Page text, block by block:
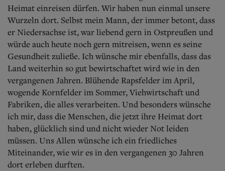
Heimat einreisen dürfen. Wir haben nun einmal unsere
Wurzeln dort. Selbst mein Mann, der immer betont, dass
er Niedersachse ist, war liebend gern in Ostpreußen und
würde auch heute noch gern mitreisen, wenn es seine
Gesundheit zuließe. Ich wünsche mir ebenfalls, dass das
Land weiterhin so gut bewirtschaftet wird wie in den
vergangenen Jahren. Blühende Rapsfelder im April,
wogende Kornfelder im Sommer, Viehwirtschaft und
Fabriken, die alles verarbeiten. Und besonders wünsche
ich mir, dass die Menschen, die jetzt ihre Heimat dort
haben, glücklich sind und nicht wieder Not leiden
müssen. Uns Allen wünsche ich ein friedliches
Miteinander, wie wir es in den vergangenen 30 Jahren
dort erleben durften.